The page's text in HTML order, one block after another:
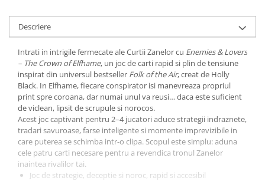
LEGO Wicked
Lampi si brelocuri cu LED
Lenjerii de pat si textile
Recipiente alimentare
Seturi emblematice
Lego Editions
Lego Pokemon
Lego Friends
LEGO Ninjago
Descriere
Intrati in intrigile fermecate ale Curtii Zanelor cu Enemies & Lovers
– The Crown of Elfhame, un joc de carti rapid si plin de tensiune
inspirat din universul bestseller Folk of the Air, creat de Holly
Black. In Elfhame, fiecare conspirator isi manevreaza propriul
print spre coroana, dar numai unul va reusi… daca este suficient
de viclean, lipsit de scrupule si norocos.
Acest joc captivant pentru 2–4 jucatori aduce strategii indraznete,
tradari savuroase, farse inteligente si momente imprevizibile in
care puterea se schimba intr-o clipa. Scopul este simplu: aduna
cele patru carti necesare pentru a revendica tronul Zanelor
inaintea rivalilor tai.
Joc de strategie, deceptie si noroc, rapid si accesibil